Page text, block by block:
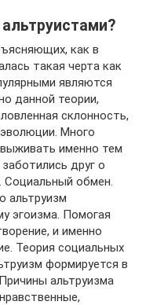
как в
такая черта как
являются
данной теории,
склонность,
Много
именно тем
друг о
Социальный обмен.
альтруизм
эгоизма. Помогая
и именно
Теория социальных
формируется в
альтруизма